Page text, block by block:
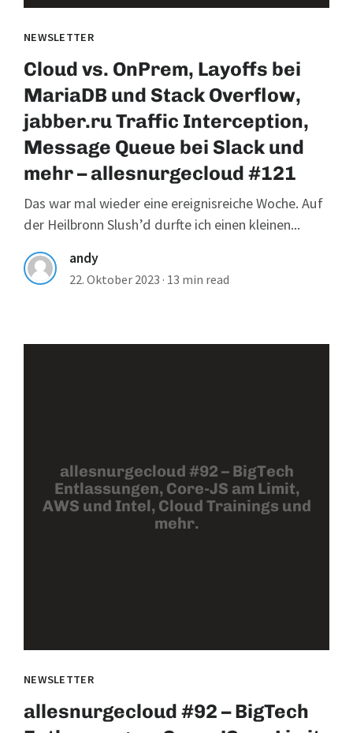
NEWSLETTER
Cloud vs. OnPrem, Layoffs bei
MariaDB und Stack Overflow,
jabber.ru Traffic Interception,
Message Queue bei Slack und
mehr – allesnurgecloud #121
Das war mal wieder eine ereignisreiche Woche. Auf
der Heilbronn Slush’d durfte ich einen kleinen...
andy
22. Oktober 2023 · 13 min read
allesnurgecloud #92 – BigTech
Entlassungen, Core-JS am Limit,
AWS und Intel, Cloud Trainings und
mehr.
NEWSLETTER
allesnurgecloud #92 – BigTech